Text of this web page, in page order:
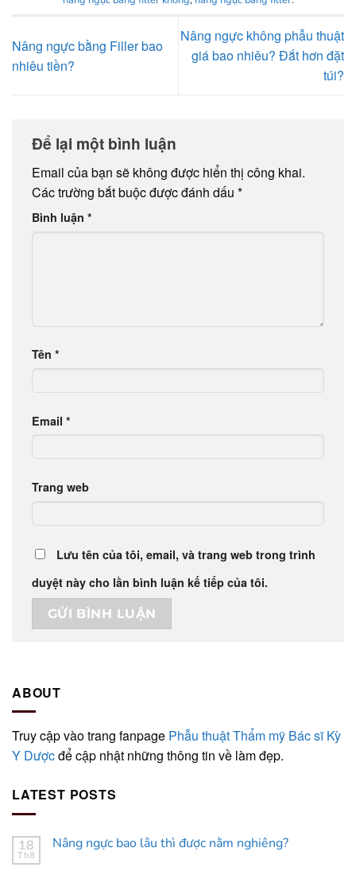
Nâng ngực bằng Filler bao
nhiêu tiền?
Nâng ngực không phẫu thuật
giá bao nhiêu? Đắt hơn đặt
túi?
Để lại một bình luận
Email của bạn sẽ không được hiển thị công khai.
Các trường bắt buộc được đánh dấu *
Bình luận *
Tên *
Email *
Trang web
Lưu tên của tôi, email, và trang web trong trình
duyệt này cho lần bình luận kế tiếp của tôi.
ABOUT
Truy cập vào trang fanpage Phẫu thuật Thẩm mỹ Bác sĩ Kỳ
Y Dượcđể cập nhật những thông tin về làm đẹp.
LATEST POSTS
18
Th8
Nâng ngực bao lâu thì được nằm nghiêng?